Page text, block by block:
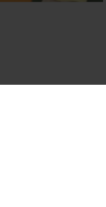
ce joli sticker en papier
lisses, carrelages,